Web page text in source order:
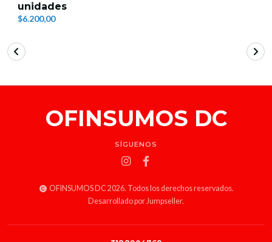
unidades
$6.200,00
OFINSUMOS DC
SÍGUENOS
OFINSUMOS DC 2026. Todos los derechos reservados.
Desarrollado por Jumpseller.